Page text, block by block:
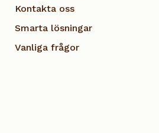
Kontakta oss
Smarta lösningar
Vanliga frågor